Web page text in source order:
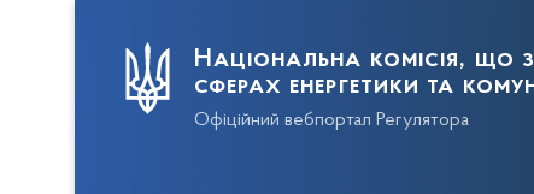
Національна комісія, що
сферах енергетики та
Офіційний вебпортал Регулятора